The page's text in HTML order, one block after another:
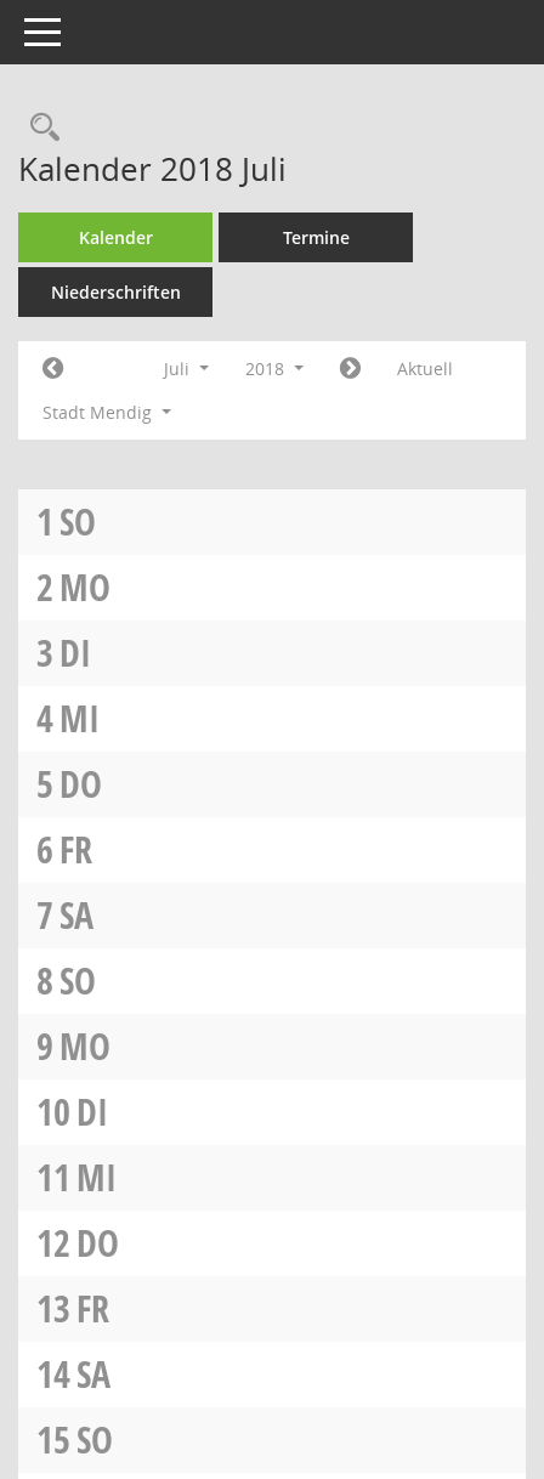
Toggle navigation
Rechercheauswahl
Kalender 2018 Juli
Kalender Termine
Niederschriften
Juli 2018
Aktuell
Stadt Mendig
1 SO
2MO
3DI
4MI
5DO
6FR
7SA
8SO
9MO
10DI
11 MI
12DO
13FR
14SA
15SO